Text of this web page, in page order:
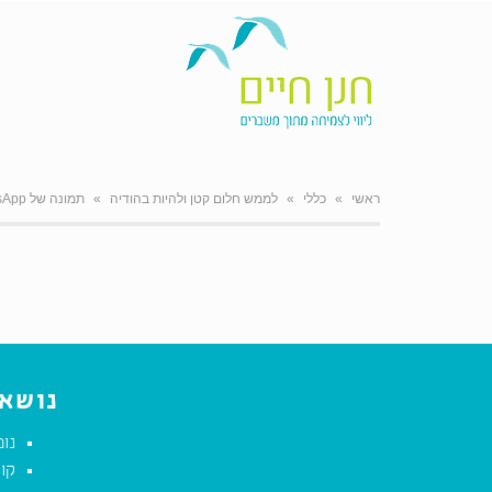
ראשי » כללי » לממש חלום קטן ולהיות בהודיה » תמונה של WhatsApp‏ 2024-05-29 בשעה 13.32.38_c1cfa073